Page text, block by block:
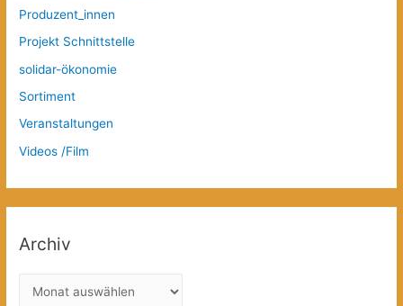
Produzent_innen
Projekt Schnittstelle
solidar-ökonomie
Sortiment
Veranstaltungen
Videos /Film
Archiv